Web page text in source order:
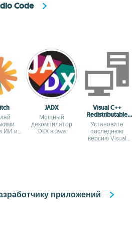
Code
ИИ из
JADX
Мощный
декомпилятор
DEX в Java
Visual C++
Redistributable
Runtime All-in-
One
Установите
последнюю
версию Visual
приложений